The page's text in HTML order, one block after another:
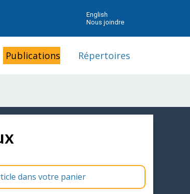
English
Nous joindre
Publications Répertoires
dans votre panier